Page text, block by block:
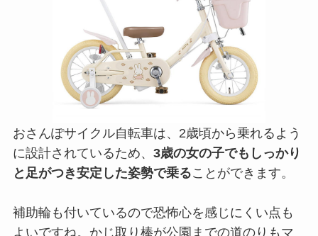
おさんぽサイクル自転車は、2歳頃から乗れるよう
に設計されているため、 3歳の女の子でもしっかり
と足がつき安定した姿勢で乗ることができます。
補助輪も付いているので恐怖心を感じにくい点も
よいですね。かじ取り棒が公園までの道のりもマ